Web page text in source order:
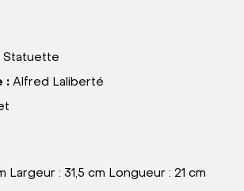
Statuette
: Alfred Laliberté
Largeur : 31,5 cm Longueur : 21 cm